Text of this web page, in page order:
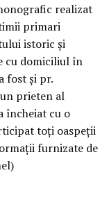
realizat
primari
istoric şi
cu domiciliul în
fost şi pr.
prieten al
încheiat cu o
toţi oaspeţii
furnizate de